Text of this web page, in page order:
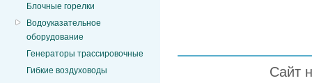
Блочные горелки
Водоуказательное
оборудование
Генераторы трассировочные
Гибкие воздуховоды
Сайт